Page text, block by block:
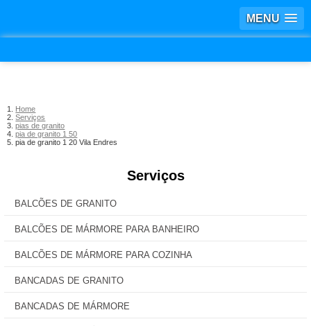
MENU
Home
Serviços
pias de granito
pia de granito 1 50
pia de granito 1 20 Vila Endres
Serviços
BALCÕES DE GRANITO
BALCÕES DE MÁRMORE PARA BANHEIRO
BALCÕES DE MÁRMORE PARA COZINHA
BANCADAS DE GRANITO
BANCADAS DE MÁRMORE